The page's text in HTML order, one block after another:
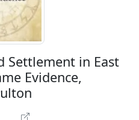
Settlement in East
Evidence,